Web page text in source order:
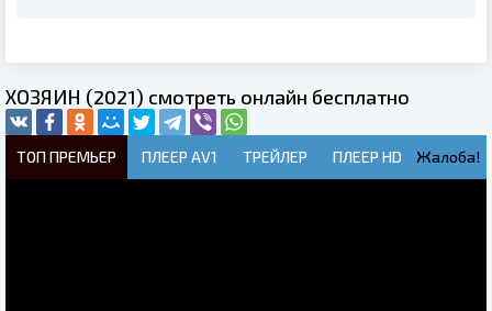
ХОЗЯИН (2021) смотреть онлайн бесплатно
ТОП ПРЕМЬЕР ПЛЕЕР AV1 ТРЕЙЛЕР ПЛЕЕР HD Жалоба!